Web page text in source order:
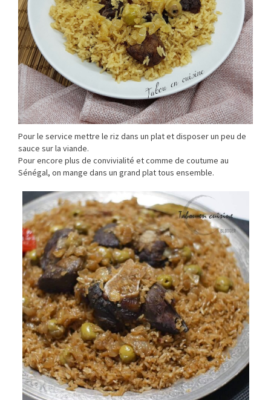
Pour le service mettre le riz dans un plat et disposer un peu de
sauce sur la viande.
Pour encore plus de convivialité et comme de coutume au
Sénégal, on mange dans un grand plat tous ensemble.